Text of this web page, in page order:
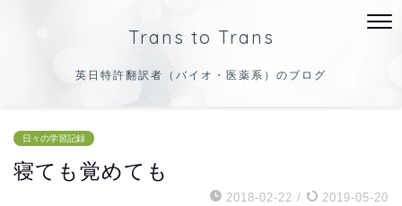
Trans to Trans
英日特許翻訳者（バイオ・医薬系）のブログ
日々の学習記録
寝ても覚めても
2018-02-22 / 2019-05-20